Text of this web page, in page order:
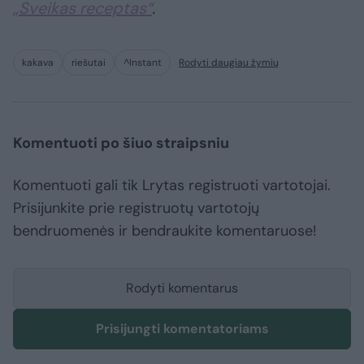
„Sveikas receptas“.
kakava riešutai ^Instant Rodyti daugiau žymių
Komentuoti po šiuo straipsniu
Komentuoti gali tik Lrytas registruoti vartotojai.
Prisijunkite prie registruotų vartotojų
bendruomenės ir bendraukite komentaruose!
Rodyti komentarus
Prisijungti komentatoriams